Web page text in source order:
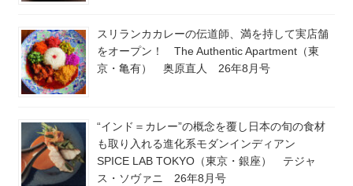
スリランカカレーの伝道師、満を持して実店舗
をオープン！ The Authentic Apartment（東
京・亀有） 奥原直人 26年8月号
“インド＝カレー”の概念を覆し日本の旬の食材
も取り入れる進化系モダンインディアン
SPICE LAB TOKYO（東京・銀座） テジャ
ス・ソヴァニ 26年8月号